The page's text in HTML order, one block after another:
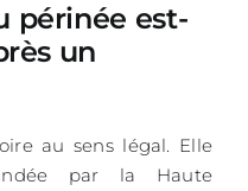
périnée est-
un
au sens légal. Elle
par la Haute